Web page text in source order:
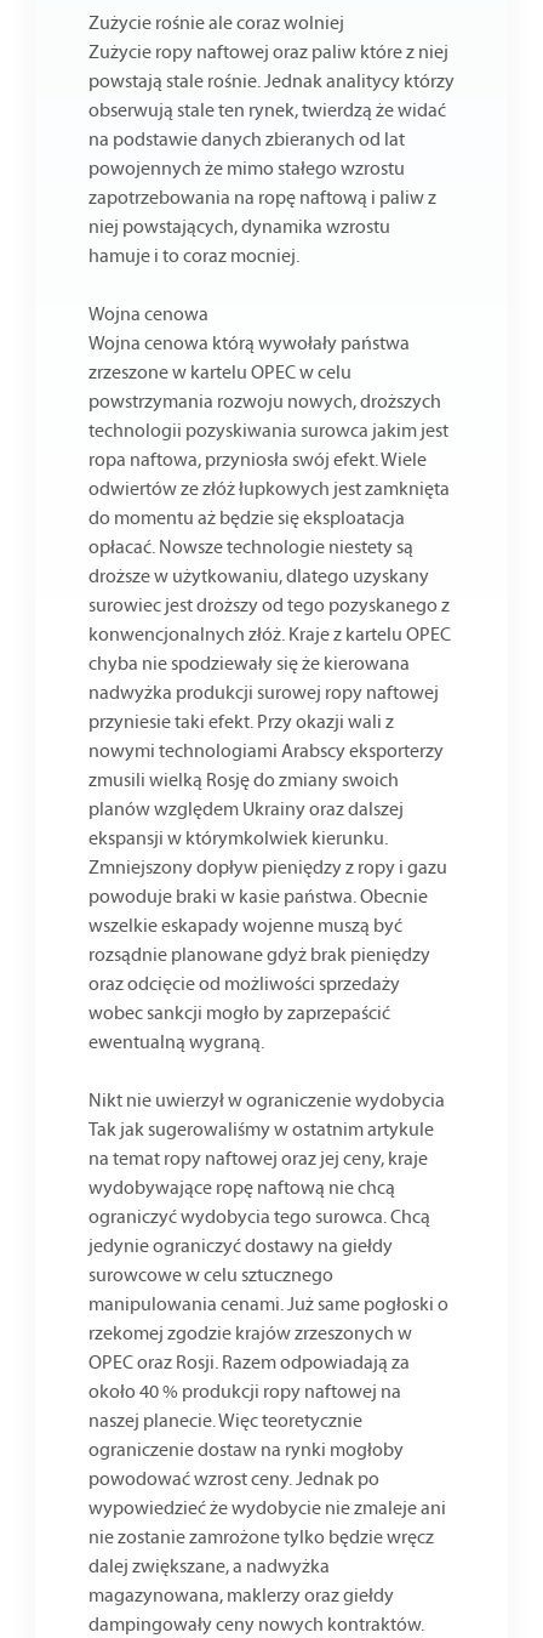
Zużycie rośnie ale coraz wolniej
Zużycie ropy naftowej oraz paliw które z niej
powstają stale rośnie. Jednak analitycy którzy
obserwują stale ten rynek, twierdzą że widać
na podstawie danych zbieranych od lat
powojennych że mimo stałego wzrostu
zapotrzebowania na ropę naftową i paliw z
niej powstających, dynamika wzrostu
hamuje i to coraz mocniej.
Wojna cenowa
Wojna cenowa którą wywołały państwa
zrzeszone w kartelu OPEC w celu
powstrzymania rozwoju nowych, droższych
technologii pozyskiwania surowca jakim jest
ropa naftowa, przyniosła swój efekt. Wiele
odwiertów ze złóż łupkowych jest zamknięta
do momentu aż będzie się eksploatacja
opłacać. Nowsze technologie niestety są
droższe w użytkowaniu, dlatego uzyskany
surowiec jest droższy od tego pozyskanego z
konwencjonalnych złóż. Kraje z kartelu OPEC
chyba nie spodziewały się że kierowana
nadwyżka produkcji surowej ropy naftowej
przyniesie taki efekt. Przy okazji wali z
nowymi technologiami Arabscy eksporterzy
zmusili wielką Rosję do zmiany swoich
planów względem Ukrainy oraz dalszej
ekspansji w którymkolwiek kierunku.
Zmniejszony dopływ pieniędzy z ropy i gazu
powoduje braki w kasie państwa. Obecnie
wszelkie eskapady wojenne muszą być
rozsądnie planowane gdyż brak pieniędzy
oraz odcięcie od możliwości sprzedaży
wobec sankcji mogło by zaprzepaścić
ewentualną wygraną.
Nikt nie uwierzył w ograniczenie wydobycia
Tak jak sugerowaliśmy w ostatnim artykule
na temat ropy naftowej oraz jej ceny, kraje
wydobywające ropę naftową nie chcą
ograniczyć wydobycia tego surowca. Chcą
jedynie ograniczyć dostawy na giełdy
surowcowe w celu sztucznego
manipulowania cenami. Już same pogłoski o
rzekomej zgodzie krajów zrzeszonych w
OPEC oraz Rosji. Razem odpowiadają za
około 40 % produkcji ropy naftowej na
naszej planecie. Więc teoretycznie
ograniczenie dostaw na rynki mogłoby
powodować wzrost ceny. Jednak po
wypowiedzieć że wydobycie nie zmaleje ani
nie zostanie zamrożone tylko będzie wręcz
dalej zwiększane, a nadwyżka
magazynowana, maklerzy oraz giełdy
dampingowały ceny nowych kontraktów.